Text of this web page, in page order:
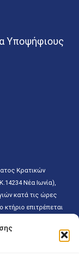
Υποψήφιους
Κρατικών
Νέα Ιωνία),
κατά τις ώρες
επιτρέπεται
χρονικό ή άλλο
γραφείο του